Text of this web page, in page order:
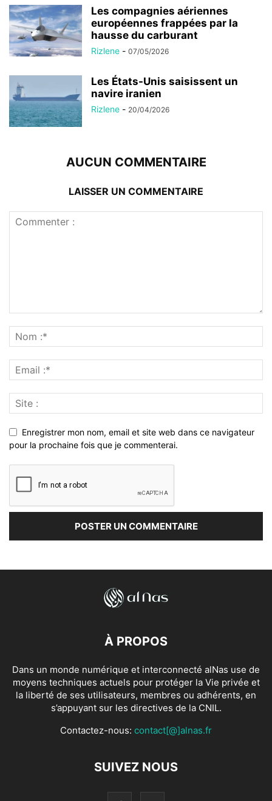
Les compagnies aériennes
européennes frappées par la
hausse du carburant
Rizlene - 07/05/2026
Les États-Unis saisissent un
navire iranien
Rizlene - 20/04/2026
AUCUN COMMENTAIRE
LAISSER UN COMMENTAIRE
Enregistrer mon nom, email et site web dans ce navigateur
pour la prochaine fois que je commenterai.
À PROPOS
Dans un monde numérique et interconnecté alNas use de
moyens techniques actuels pour protéger la Vie privée et
la liberté de ses utilisateurs, membres ou adhérents, en
s’appuyant sur les directives de la CNIL.
Contactez-nous: contact[@]alnas.fr
SUIVEZ NOUS